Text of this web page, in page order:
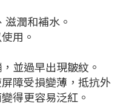
潤和補水。
用。
並過早出現皺紋。
障受損變薄，抵抗外
得更容易泛紅。